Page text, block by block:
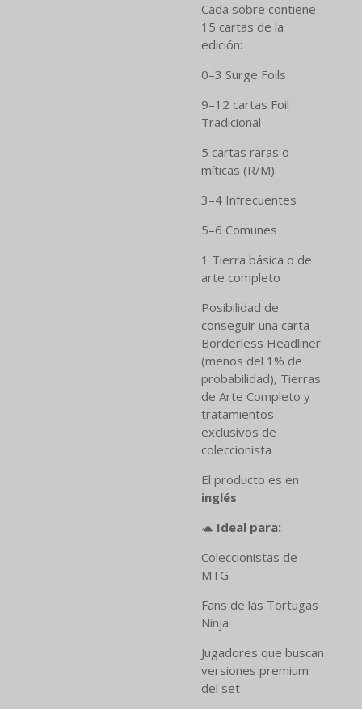
Cada sobre contiene
15 cartas de la
edición:
0–3 Surge Foils
9–12 cartas Foil
Tradicional
5 cartas raras o
míticas (R/M)
3–4 Infrecuentes
5–6 Comunes
1 Tierra básica o de
arte completo
Posibilidad de
conseguir una carta
Borderless Headliner
(menos del 1% de
probabilidad), Tierras
de Arte Completo y
tratamientos
exclusivos de
coleccionista
El producto es en
inglés
🐢 Ideal para:
Coleccionistas de
MTG
Fans de las Tortugas
Ninja
Jugadores que buscan
versiones premium
del set